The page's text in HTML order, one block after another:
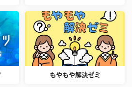
もやもや解決ゼミ